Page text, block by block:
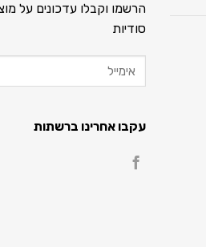
הרשמו וקבלו עדכונים על
סודיות
עקבו אחרינו ברשתות